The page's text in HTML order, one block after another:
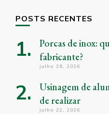
POSTS RECENTES
Porcas de inox:
fabricante?
julho 28, 2026
Usinagem de
de realizar
julho 22, 2026